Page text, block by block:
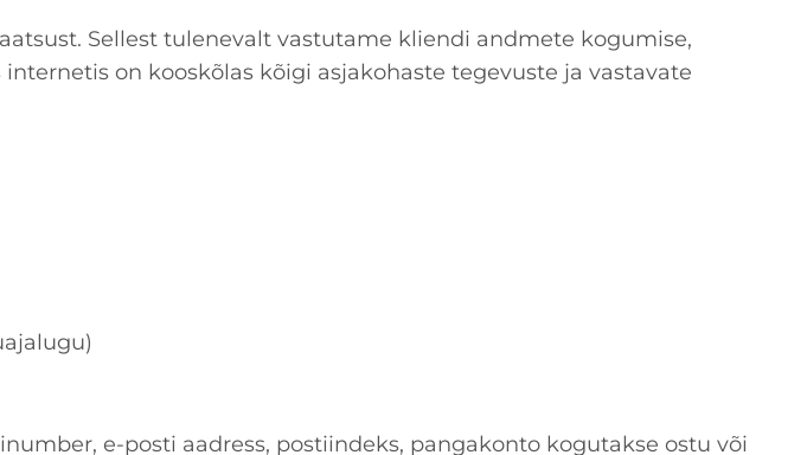
Sellest tulenevalt vastutame kliendi andmete kogumise,
on kooskõlas kõigi asjakohaste tegevuste ja vastavate
e-posti aadress, postiindeks, pangakonto kogutakse ostu või